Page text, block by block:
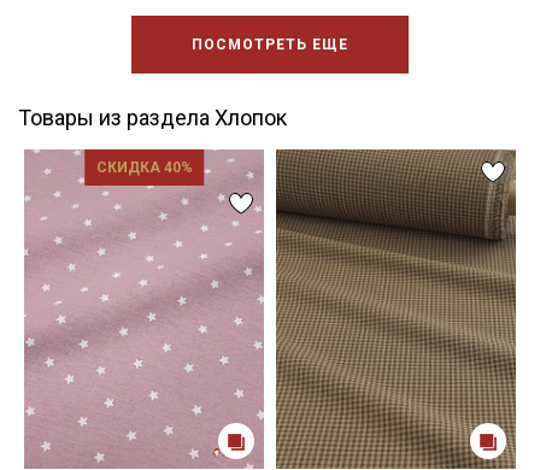
ПОСМОТРЕТЬ ЕЩЕ
Товары из раздела Хлопок
СКИДКА 40%